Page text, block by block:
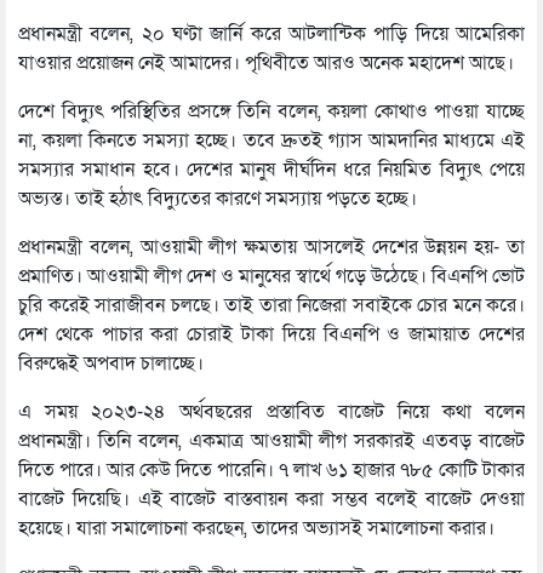
প্রধানমন্ত্রী বলেন, ২০ ঘণ্টা জার্নি করে আটলান্টিক পাড়ি দিয়ে আমেরিকা
যাওয়ার প্রয়োজন নেই আমাদের। পৃথিবীতে আরও অনেক মহাদেশ আছে।
দেশে বিদ্যুৎ পরিস্থিতির প্রসঙ্গে তিনি বলেন, কয়লা কোথাও পাওয়া যাচ্ছে
না, কয়লা কিনতে সমস্যা হচ্ছে। তবে দ্রুতই গ্যাস আমদানির মাধ্যমে এই
সমস্যার সমাধান হবে। দেশের মানুষ দীর্ঘদিন ধরে নিয়মিত বিদ্যুৎ পেয়ে
অভ্যস্ত। তাই হঠাৎ বিদ্যুতের কারণে সমস্যায় পড়তে হচ্ছে।
প্রধানমন্ত্রী বলেন, আওয়ামী লীগ ক্ষমতায় আসলেই দেশের উন্নয়ন হয়- তা
প্রমাণিত। আওয়ামী লীগ দেশ ও মানুষের স্বার্থে গড়ে উঠেছে। বিএনপি ভোট
চুরি করেই সারাজীবন চলছে। তাই তারা নিজেরা সবাইকে চোর মনে করে।
দেশ থেকে পাচার করা চোরাই টাকা দিয়ে বিএনপি ও জামায়াত দেশের
বিরুদ্ধেই অপবাদ চালাচ্ছে।
এ সময় ২০২৩-২৪ অর্থবছরের প্রস্তাবিত বাজেট নিয়ে কথা বলেন
প্রধানমন্ত্রী। তিনি বলেন, একমাত্র আওয়ামী লীগ সরকারই এতবড় বাজেট
দিতে পারে। আর কেউ দিতে পারেনি। ৭ লাখ ৬১ হাজার ৭৮৫ কোটি টাকার
বাজেট দিয়েছি। এই বাজেট বাস্তবায়ন করা সম্ভব বলেই বাজেট দেওয়া
হয়েছে। যারা সমালোচনা করছেন, তাদের অভ্যাসই সমালোচনা করার।